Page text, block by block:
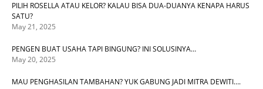
PILIH ROSELLA ATAU KELOR? KALAU BISA DUA-DUANYA KENAPA HARUS
SATU?
May 21, 2025
PENGEN BUAT USAHA TAPI BINGUNG? INI SOLUSINYA…
May 20, 2025
MAU PENGHASILAN TAMBAHAN? YUK GABUNG JADI MITRA DEWITI….